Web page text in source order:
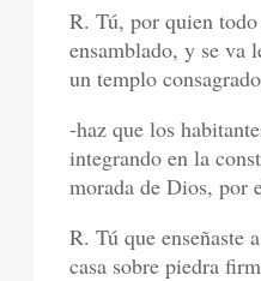
R. Tú, por quien
ensamblado, y se va
un templo
-haz que los
integrando en la
morada de Dios, por
R. Tú que enseñaste
casa sobre piedra